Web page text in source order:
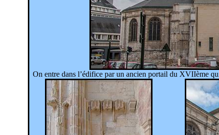
On entre dans l’édifice par un ancien portail du XVIIème